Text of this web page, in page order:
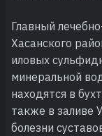
Главный
Хасанского
иловых
минеральной
находятся в
также в заливе
болезни